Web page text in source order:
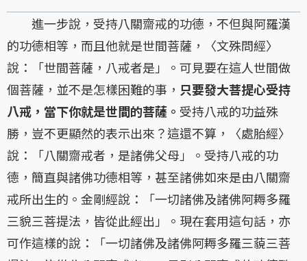
進一步說，受持八關齋戒的功德，不但與阿羅漢
的功德相等，而且他就是世間菩薩，〈文殊問經〉
說：「世間菩薩，八戒者是」。可見要在這人世間做
個菩薩，並不是怎樣困難的事， 只要發大菩提心受持
八戒，當下你就是世間的菩薩。 受持八戒的功益殊
勝，豈不更顯然的表示出來？這還不算，〈處胎經〉
說：「八關齋戒者，是諸佛父母」。受持八戒的功
德，簡直與諸佛功德相等，甚至諸佛如來是由八關齋
戒所出生的。金剛經說：「一切諸佛及諸佛阿耨多羅
三貌三菩提法，皆從此經出」。現在套用這句話，亦
可作這樣的說：「一切諸佛及諸佛阿耨多羅三藐三菩